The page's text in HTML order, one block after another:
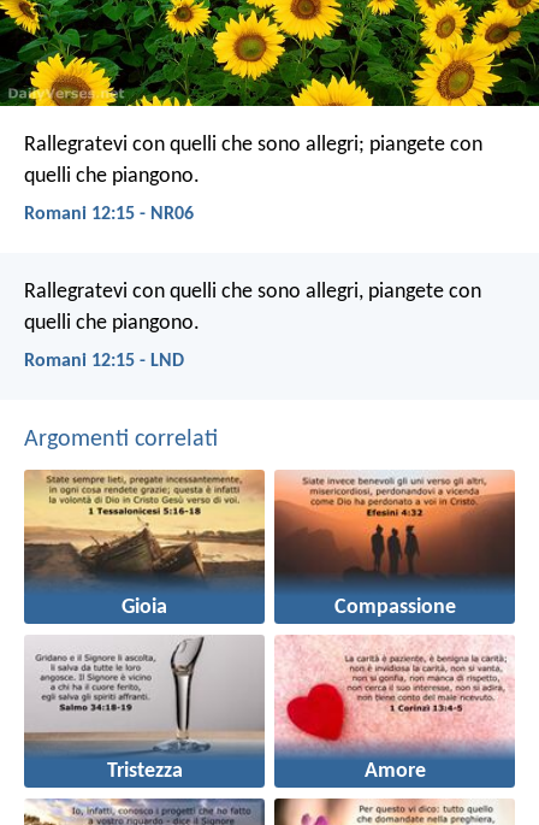
Rallegratevi con quelli che sono allegri; piangete con
quelli che piangono.
Romani 12:15 - NR06
Rallegratevi con quelli che sono allegri, piangete con
quelli che piangono.
Romani 12:15 - LND
Argomenti correlati
Gioia Compassione
Tristezza Amore